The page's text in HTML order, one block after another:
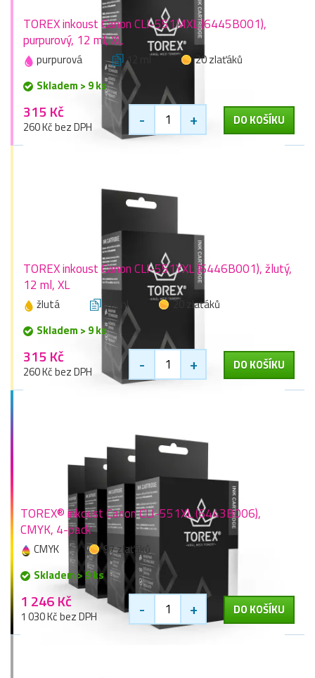
TOREX inkoust Canon CLI-551MXL (6445B001),
purpurový, 12 ml, XL
purpurová 12 ml
20 zlaťáků
Skladem > 9 ks
315 Kč
260 Kč bez DPH - + DO KOŠÍKU
TOREX inkoust Canon CLI-551YXL (6446B001), žlutý,
12 ml, XL
žlutá 12 ml
20 zlaťáků
Skladem > 9 ks
315 Kč
260 Kč bez DPH - + DO KOŠÍKU
TOREX® inkoust Canon CLI-551XL (6443B006),
CMYK, 4-pack
CMYK
97 zlaťáků
Skladem > 9 ks
1 246 Kč
1 030 Kč bez DPH - + DO KOŠÍKU